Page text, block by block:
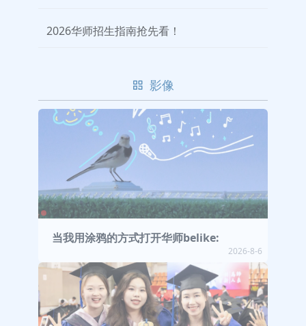
2026华师招生指南抢先看！
影像
当我用涂鸦的方式打开华师belike:
2026-8-6